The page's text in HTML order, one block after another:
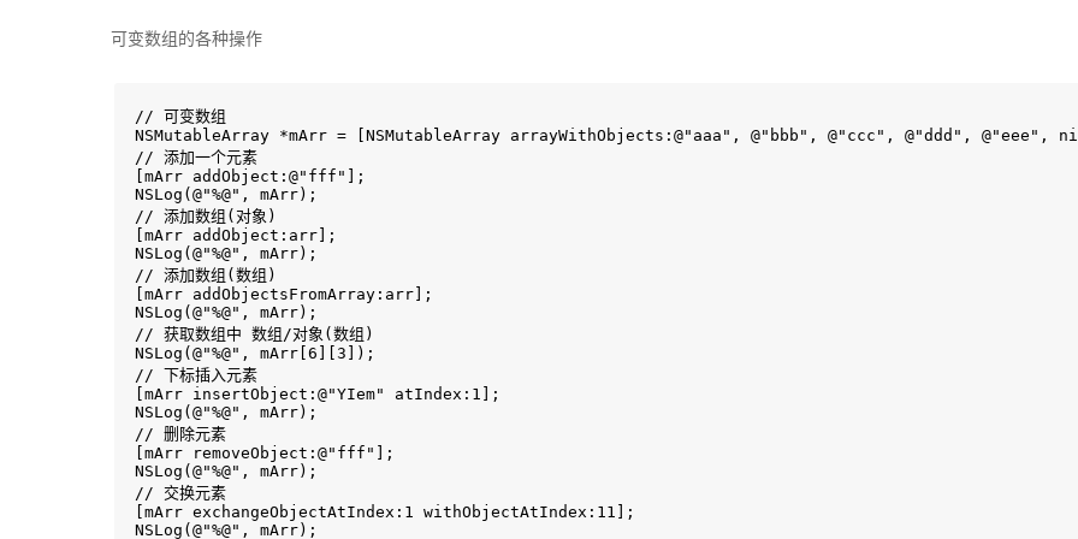
可变数组的各种操作
// 可变数组
NSMutableArray *mArr = [NSMutableArray arrayWithObjects:@"aaa", @"bbb", @"ccc", @"ddd", @"eee",
// 添加一个元素
[mArr addObject:@"fff"];
NSLog(@"%@", mArr);
// 添加数组(对象)
[mArr addObject:arr];
NSLog(@"%@", mArr);
// 添加数组(数组)
[mArr addObjectsFromArray:arr];
NSLog(@"%@", mArr);
// 获取数组中 数组/对象(数组)
NSLog(@"%@", mArr[6][3]);
// 下标插入元素
[mArr insertObject:@"YIem" atIndex:1];
NSLog(@"%@", mArr);
// 删除元素
[mArr removeObject:@"fff"];
NSLog(@"%@", mArr);
// 交换元素
[mArr exchangeObjectAtIndex:1 withObjectAtIndex:11];
NSLog(@"%@", mArr);